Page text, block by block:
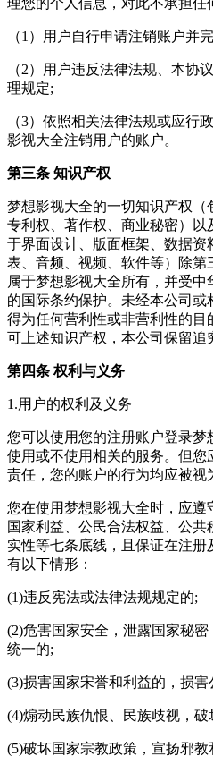
理您的个人信息，对此不承担任
（1）用户自行申请注销账户并
（2）用户违反法律法规、本协
理规定;
（3）依照相关法律法规或应行
影视大全注销用户的账户。
第三条 知识产权
梦想影视大全的一切知识产权（
专利权、著作权、商业秘密）
于界面设计、版面框架、数据资
表、音频、视频、软件等）除
属于梦想影视大全所有，并受
的国际条约保护。未经本公司
得为任何营利性或非营利性的
可上述知识产权，本公司保留追
第四条 权利与义务
1.用户的权利及义务
您可以使用您的注册账户登录
使用或不使用相关的服务。但您
责任，您的账户的行为均应被视
您在使用梦想影视大全时，应遵
国家利益、公民合法权益、公
实性等七条底线，且保证在注
有以下情形：
(1)违反宪法或法律法规规定的;
(2)危害国家安全，泄露国家秘
统一的;
(3)损害国家宋誉和利益的，损害
(4)煽动民族仇恨、民族歧视，破
(5)破坏国家宗教政策，宣扬邪教